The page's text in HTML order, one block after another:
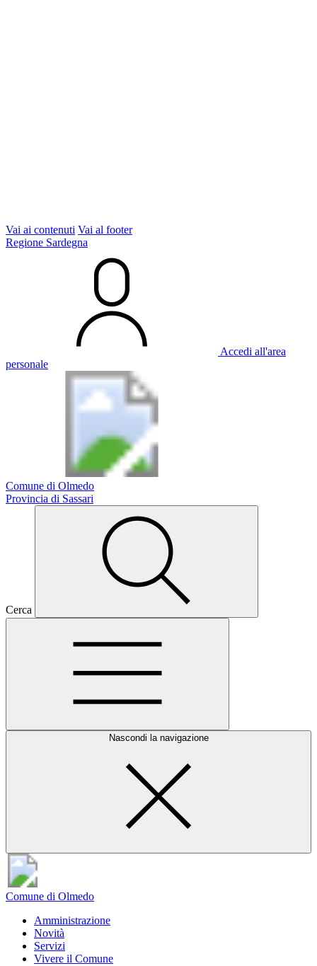
Vai ai contenuti Vai al footer
Regione Sardegna
Accedi all'area
personale
Comune di Olmedo
Provincia di Sassari
Cerca
Nascondi la navigazione
Comune di Olmedo
Amministrazione
Novità
Servizi
Vivere il Comune